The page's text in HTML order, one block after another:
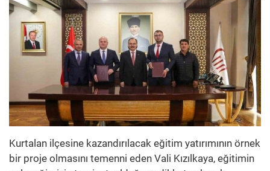
Kurtalan ilçesine kazandırılacak eğitim yatırımının örnek
bir proje olmasını temenni eden Vali Kızılkaya, eğitimin